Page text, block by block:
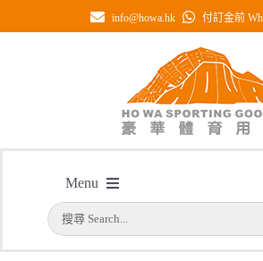
info@howa.hk 付訂金前
Menu
首頁
搜
索
型號: HW2154 民安隊 高級小隊長 水晶獎座 民安